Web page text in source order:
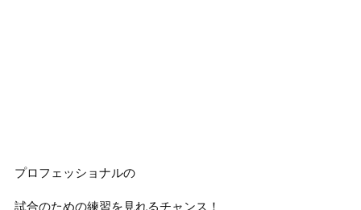
プロフェッショナルの
試合のための練習を見れるチャンス！